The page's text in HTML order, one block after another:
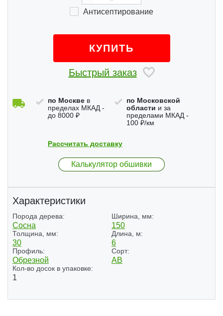
Антисептирование
КУПИТЬ
Быстрый заказ
по Москве в
пределах МКАД -
до 8000 ₽
по Московской
области и за
пределами МКАД -
100 ₽/км
Рассчитать доставку
Калькулятор обшивки
Характеристики
Порода дерева:
Сосна
Ширина, мм:
150
Толщина, мм:
30
Длина, м:
6
Профиль:
Обрезной
Сорт:
АВ
Кол-во досок в упаковке:
1